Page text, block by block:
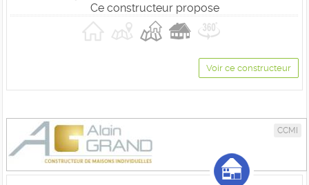
Ce constructeur propose
Voir ce constructeur
CCMI